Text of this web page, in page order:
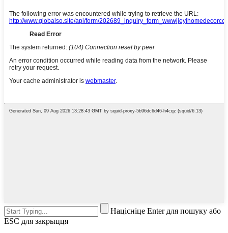
Націсніце Enter для пошуку або
ESC для закрыцця